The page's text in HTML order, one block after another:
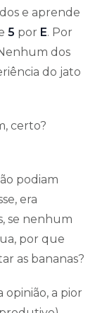
e aprende
5 por E. Por
dos
do jato
certo?
podiam
era
se nenhum
por que
as bananas?
opinião, a pior